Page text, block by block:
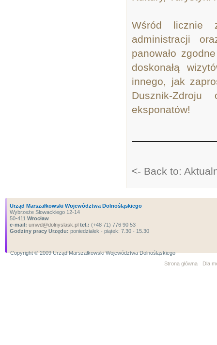
Wśród licznie
administracji
panowało
doskonałą
innego, jak
Dusznik-
eksponatów!
<- Back to:
Urząd Marszałkowski Województwa Dolnośląskiego
Wybrzeże Słowackiego 12-14
50-411 Wrocław
e-mail: umwd@dolnyslask.pl tel.: (+48 71) 776 90 53
Godziny pracy Urzędu: poniedziałek - piątek: 7.30 - 15.30
Copyright ® 2009 Urząd Marszałkowski Województwa Dolnośląskiego
Strona główna
Dla